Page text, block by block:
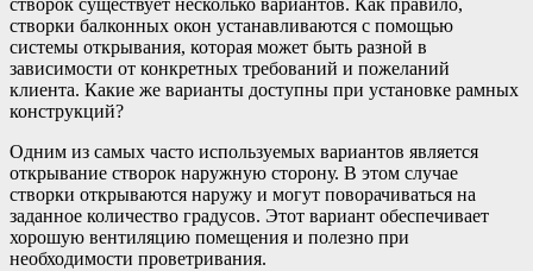
створок существует несколько вариантов. Как правило,
створки балконных окон устанавливаются с помощью
системы открывания, которая может быть разной в
зависимости от конкретных требований и пожеланий
клиента. Какие же варианты доступны при установке рамных
конструкций?
Одним из самых часто используемых вариантов является
открывание створок наружную сторону. В этом случае
створки открываются наружу и могут поворачиваться на
заданное количество градусов. Этот вариант обеспечивает
хорошую вентиляцию помещения и полезно при
необходимости проветривания.